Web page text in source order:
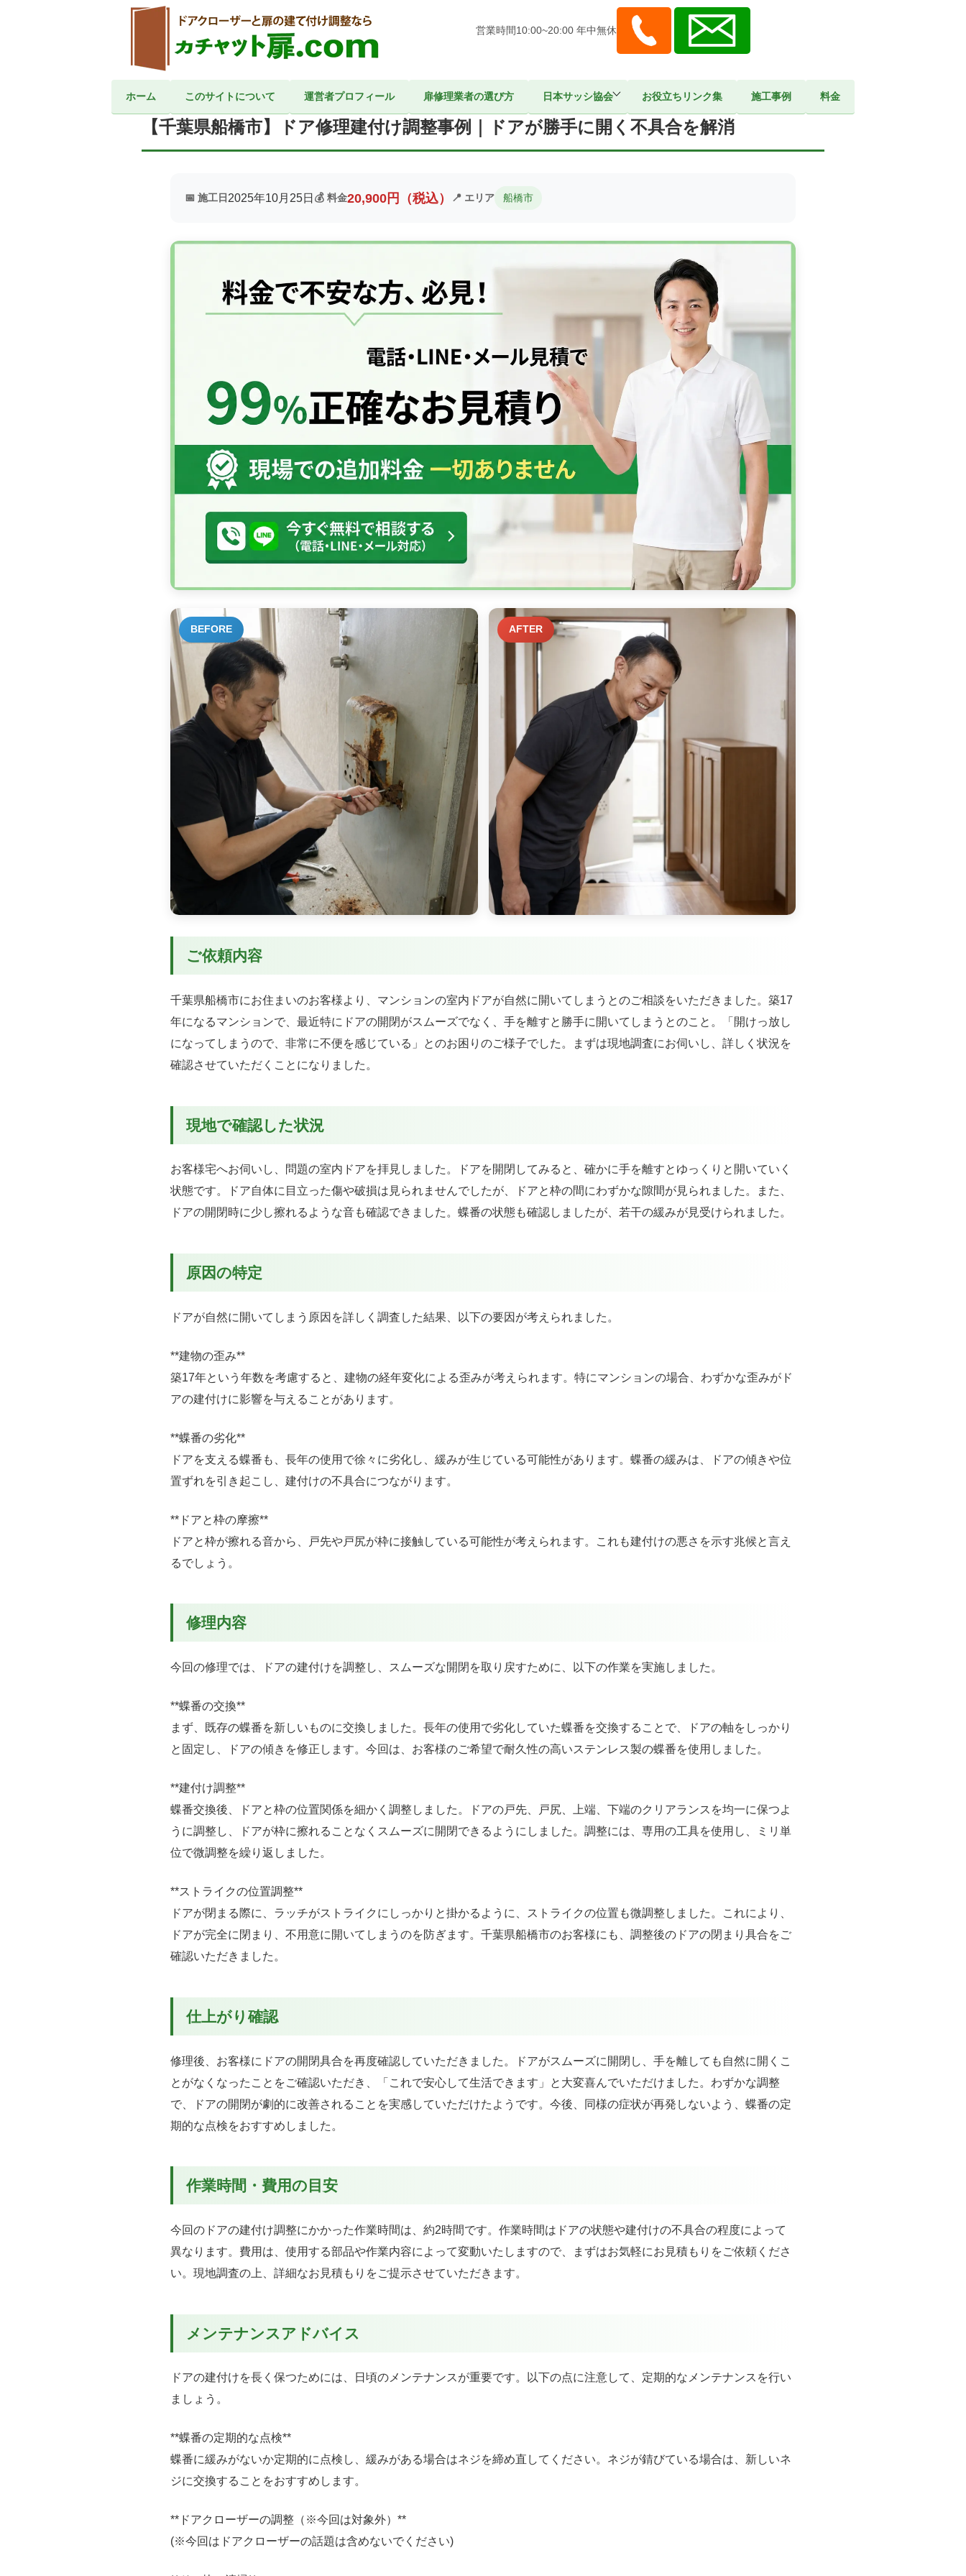
営業時間10:00~20:00 年中無休
ホーム このサイトについて 運営者プロフィール 扉修理業者の選び方 日本サッシ協会 お役立ちリンク集 施工事例
料金
【千葉県船橋市】ドア修理建付け調整事例｜ドアが勝手に開く不具合を解消
📅 施工日 2025年10月25日 💰 料金20,900円（税込） 📍 エリア 船橋市
BEFORE AFTER
ご依頼内容
千葉県船橋市にお住まいのお客様より、マンションの室内ドアが自然に開いてしまうとのご相談をいただきました。築17
年になるマンションで、最近特にドアの開閉がスムーズでなく、手を離すと勝手に開いてしまうとのこと。「開けっ放し
になってしまうので、非常に不便を感じている」とのお困りのご様子でした。まずは現地調査にお伺いし、詳しく状況を
確認させていただくことになりました。
現地で確認した状況
お客様宅へお伺いし、問題の室内ドアを拝見しました。ドアを開閉してみると、確かに手を離すとゆっくりと開いていく
状態です。ドア自体に目立った傷や破損は見られませんでしたが、ドアと枠の間にわずかな隙間が見られました。また、
ドアの開閉時に少し擦れるような音も確認できました。蝶番の状態も確認しましたが、若干の緩みが見受けられました。
原因の特定
ドアが自然に開いてしまう原因を詳しく調査した結果、以下の要因が考えられました。
**建物の歪み**
築17年という年数を考慮すると、建物の経年変化による歪みが考えられます。特にマンションの場合、わずかな歪みがド
アの建付けに影響を与えることがあります。
**蝶番の劣化**
ドアを支える蝶番も、長年の使用で徐々に劣化し、緩みが生じている可能性があります。蝶番の緩みは、ドアの傾きや位
置ずれを引き起こし、建付けの不具合につながります。
**ドアと枠の摩擦**
ドアと枠が擦れる音から、戸先や戸尻が枠に接触している可能性が考えられます。これも建付けの悪さを示す兆候と言え
るでしょう。
修理内容
今回の修理では、ドアの建付けを調整し、スムーズな開閉を取り戻すために、以下の作業を実施しました。
**蝶番の交換**
まず、既存の蝶番を新しいものに交換しました。長年の使用で劣化していた蝶番を交換することで、ドアの軸をしっかり
と固定し、ドアの傾きを修正します。今回は、お客様のご希望で耐久性の高いステンレス製の蝶番を使用しました。
**建付け調整**
蝶番交換後、ドアと枠の位置関係を細かく調整しました。ドアの戸先、戸尻、上端、下端のクリアランスを均一に保つよ
うに調整し、ドアが枠に擦れることなくスムーズに開閉できるようにしました。調整には、専用の工具を使用し、ミリ単
位で微調整を繰り返しました。
**ストライクの位置調整**
ドアが閉まる際に、ラッチがストライクにしっかりと掛かるように、ストライクの位置も微調整しました。これにより、
ドアが完全に閉まり、不用意に開いてしまうのを防ぎます。千葉県船橋市のお客様にも、調整後のドアの閉まり具合をご
確認いただきました。
仕上がり確認
修理後、お客様にドアの開閉具合を再度確認していただきました。ドアがスムーズに開閉し、手を離しても自然に開くこ
とがなくなったことをご確認いただき、「これで安心して生活できます」と大変喜んでいただけました。わずかな調整
で、ドアの開閉が劇的に改善されることを実感していただけたようです。今後、同様の症状が再発しないよう、蝶番の定
期的な点検をおすすめしました。
作業時間・費用の目安
今回のドアの建付け調整にかかった作業時間は、約2時間です。作業時間はドアの状態や建付けの不具合の程度によって
異なります。費用は、使用する部品や作業内容によって変動いたしますので、まずはお気軽にお見積もりをご依頼くださ
い。現地調査の上、詳細なお見積もりをご提示させていただきます。
メンテナンスアドバイス
ドアの建付けを長く保つためには、日頃のメンテナンスが重要です。以下の点に注意して、定期的なメンテナンスを行い
ましょう。
**蝶番の定期的な点検**
蝶番に緩みがないか定期的に点検し、緩みがある場合はネジを締め直してください。ネジが錆びている場合は、新しいネ
ジに交換することをおすすめします。
**ドアクローザーの調整（※今回は対象外）**
(※今回はドアクローザーの話題は含めないでください)